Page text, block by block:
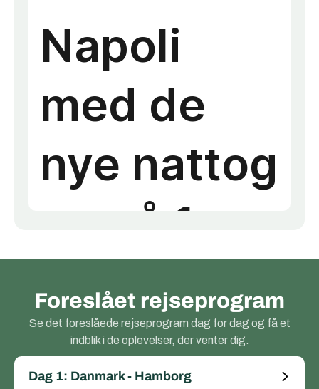
Foreslået rejseprogram
Se det foreslåede rejseprogram dag for dag og få et
indblik i de oplevelser, der venter dig.
Dag 1: Danmark - Hamborg